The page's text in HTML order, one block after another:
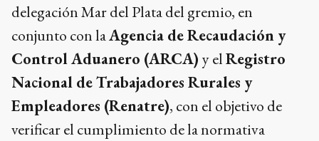
delegación Mar del Plata del gremio, en
conjunto con laAgencia de Recaudación y
Control Aduanero (ARCA) y elRegistro
Nacional de Trabajadores Rurales y
Empleadores (Renatre), con el objetivo de
verificar el cumplimiento de la normativa